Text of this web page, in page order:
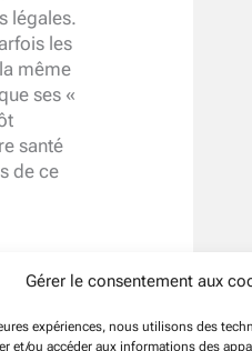
Gérer le consentement aux
expériences, nous utilisons des
et/ou accéder aux informations des
légales.
les
même
ses «
santé
de ce